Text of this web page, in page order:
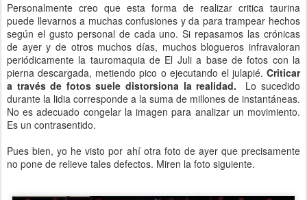
Personalmente creo que esta forma de realizar critica taurina
puede llevarnos a muchas confusiones y da para trampear hechos
según el gusto personal de cada uno. Si repasamos las crónicas
de ayer y de otros muchos días, muchos blogueros infravaloran
periódicamente la tauromaquia de El Juli a base de fotos con la
pierna descargada, metiendo pico o ejecutando el julapié. Criticar
a través de fotos suele distorsiona la realidad.
Lo sucedido
durante la lidia corresponde a la suma de millones de instantáneas.
No es adecuado congelar la imagen para analizar un movimiento.
Es un contrasentido.
Pues bien, yo he visto por ahí otra foto de ayer que precisamente
no pone de relieve tales defectos. Miren la foto siguiente.